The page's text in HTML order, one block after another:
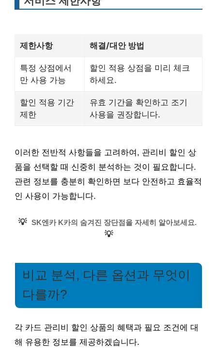
제한사항 해결/대안 방법
특정 상점에서
만 사용 가능
할인 적용 상점을 미리 체크
하세요.
할인 적용 기간
제한
유효 기간을 확인하고 조기
사용을 권장합니다.
이러한 전반적 사항들을 고려하여, 관리비 할인 상
품을 선택할 때 신중히 분석하는 것이 필요합니다.
관련 정보를 충분히 확인하면 보다 안전하고 효율적
인 사용이 가능합니다.
💡 SK엔카 K카의 숨겨진 장단점을 자세히 알아보세요.
💡
비교 분석, 다른 옵션과 무엇이
다를까?
각 카드 관리비 할인 상품의 혜택과 필요 조건에 대
해 유용한 정보를 제공하겠습니다.